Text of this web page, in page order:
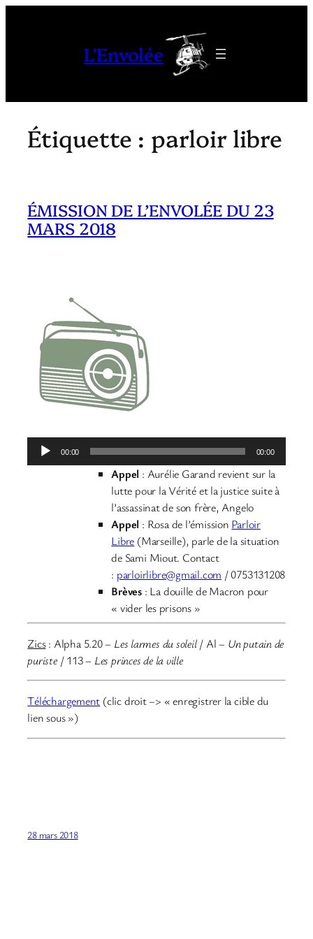
L'Envolée
Étiquette : parloir libre
ÉMISSION DE L’ENVOLÉE DU 23
MARS 2018
Lecteur
audio
00:00 00:00
Appel : Aurélie Garand revient sur la
lutte pour la Vérité et la justice suite à
l’assassinat de son frère, Angelo
Appel : Rosa de l’émission Parloir
Libre (Marseille), parle de la situation
de Sami Miout. Contact
: parloirlibre@gmail.com / 0753131208
Brèves : La douille de Macron pour
« vider les prisons »
Zics: Alpha 5.20 – Les larmes du soleil/ Al – Un putain de
puriste/ 113 – Les princes de la ville
Téléchargement (clic droit –> « enregistrer la cible du
lien sous »)
28 mars 2018